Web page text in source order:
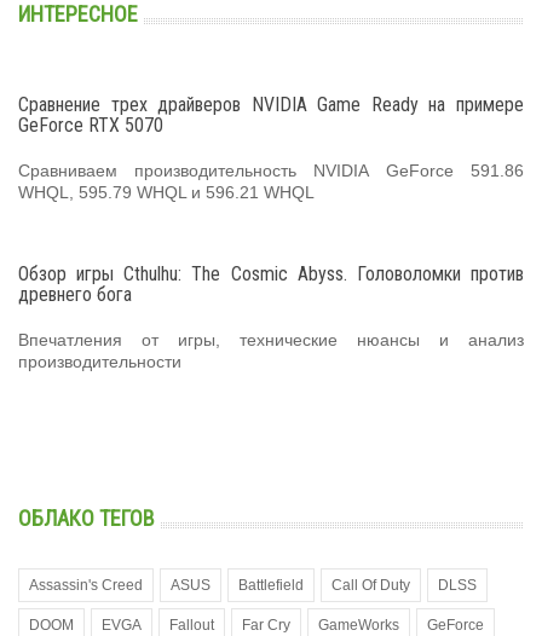
ИНТЕРЕСНОЕ
Сравнение трех драйверов NVIDIA Game Ready на примере
GeForce RTX 5070
Сравниваем производительность NVIDIA GeForce 591.86
WHQL, 595.79 WHQL и 596.21 WHQL
Обзор игры Cthulhu: The Cosmic Abyss. Головоломки против
древнего бога
Впечатления от игры, технические нюансы и анализ
производительности
ОБЛАКО ТЕГОВ
Assassin's Creed ASUS Battlefield Call Of Duty DLSS
DOOM EVGA Fallout Far Cry GameWorks GeForce